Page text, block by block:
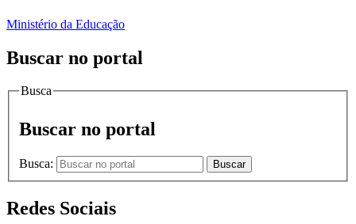
Ministério da Educação
Buscar no portal
Busca
Buscar no portal
Busca: Buscar
Redes Sociais